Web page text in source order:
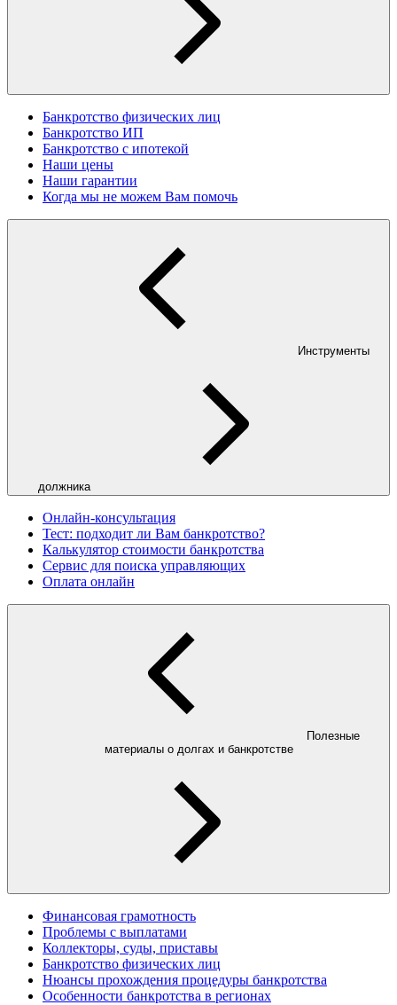
Банкротство физических лиц
Банкротство ИП
Банкротство с ипотекой
Наши цены
Наши гарантии
Когда мы не можем Вам помочь
Инструменты
должника
Онлайн-консультация
Тест: подходит ли Вам банкротство?
Калькулятор стоимости банкротства
Сервис для поиска управляющих
Оплата онлайн
Полезные
материалы о долгах и банкротстве
Финансовая грамотность
Проблемы с выплатами
Коллекторы, суды, приставы
Банкротство физических лиц
Нюансы прохождения процедуры банкротства
Особенности банкротства в регионах